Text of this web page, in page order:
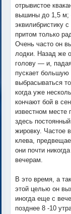
отрывистое
вышины до 1,5 м;
эквилибристику
притом только
Очень часто он
лодки. Назад же
голову — и,
пускает
выбрасываться
когда уже
кончают бой в
известном месте
здесь
жировку. Частое
клева,
они почти
вечерам.
В это время, а
этой целью он
иногда еще с
позднее 8 -10